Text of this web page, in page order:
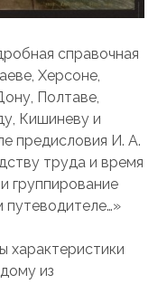
справочная
Херсоне,
Полтаве,
Кишиневу и
предисловия И. А.
труда и время
группирование
характеристики
из